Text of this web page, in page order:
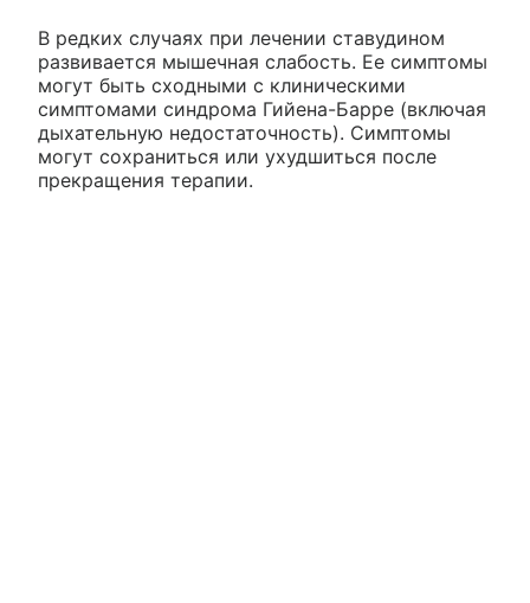
В редких случаях при лечении ставудином
развивается мышечная слабость. Ее симптомы
могут быть сходными с клиническими
симптомами синдрома Гийена-Барре (включая
дыхательную недостаточность). Симптомы
могут сохраниться или ухудшиться после
прекращения терапии.